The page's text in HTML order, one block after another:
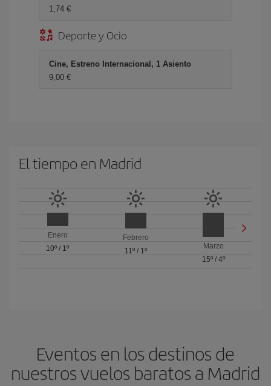
1,74 €
Deporte y Ocio
Cine, Estreno Internacional, 1 Asiento
9,00 €
El tiempo en Madrid
Enero
10º / 1º
Febrero
11º/ 1º
Marzo
15º/ 4º
Eventos en los destinos de
nuestros vuelos baratos a Madrid